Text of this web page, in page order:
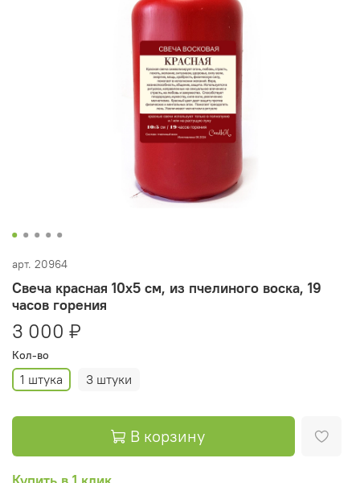
арт. 20964
Свеча красная 10х5 см, из пчелиного воска, 19
часов горения
3 000 ₽
Кол-во
1 штука 3 штуки
В корзину